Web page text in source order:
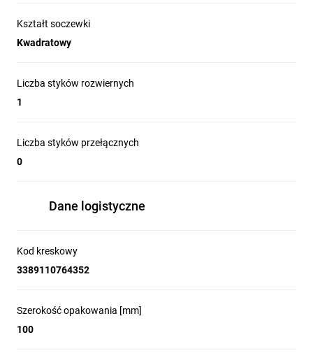
Kształt soczewki
Kwadratowy
Liczba styków rozwiernych
1
Liczba styków przełącznych
0
Dane logistyczne
Kod kreskowy
3389110764352
Szerokość opakowania [mm]
100